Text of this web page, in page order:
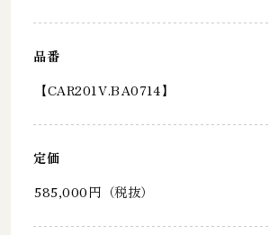
品番
【CAR201V.BA0714】
定価
585,000円（税抜）